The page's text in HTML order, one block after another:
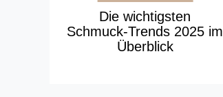
Die wichtigsten
Schmuck-Trends 2025 im
Überblick